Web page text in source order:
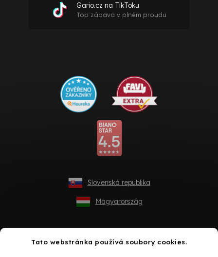
Tato webstránka používá soubory cookies.
Gario.cz na TikToku
Top zábava v plném proudu
Slovenská republika
Magyarország